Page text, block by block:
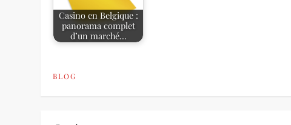
Casino en Belgique :
panorama complet
d’un marché…
BLOG